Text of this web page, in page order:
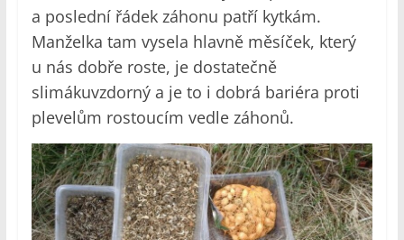
a poslední řádek záhonu patří kytkám.
Manželka tam vysela hlavně měsíček, který
u nás dobře roste, je dostatečně
slimákuvzdorný a je to i dobrá bariéra proti
plevelům rostoucím vedle záhonů.